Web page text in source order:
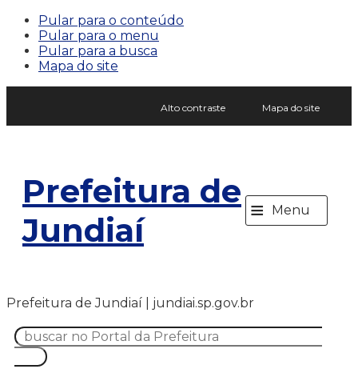
Pular para o conteúdo
Pular para o menu
Pular para a busca
Mapa do site
Alto contraste Mapa do site
Prefeitura de
Jundiaí
≡ Menu
Prefeitura de Jundiaí | jundiai.sp.gov.br